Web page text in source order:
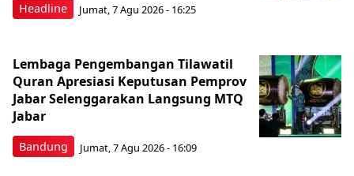
Headline Jumat, 7 Agu 2026 - 16:25
Bandung
Lembaga Pengembangan Tilawatil
Quran Apresiasi Keputusan Pemprov
Jabar Selenggarakan Langsung MTQ
Jabar
Jumat, 7 Agu 2026 - 16:09